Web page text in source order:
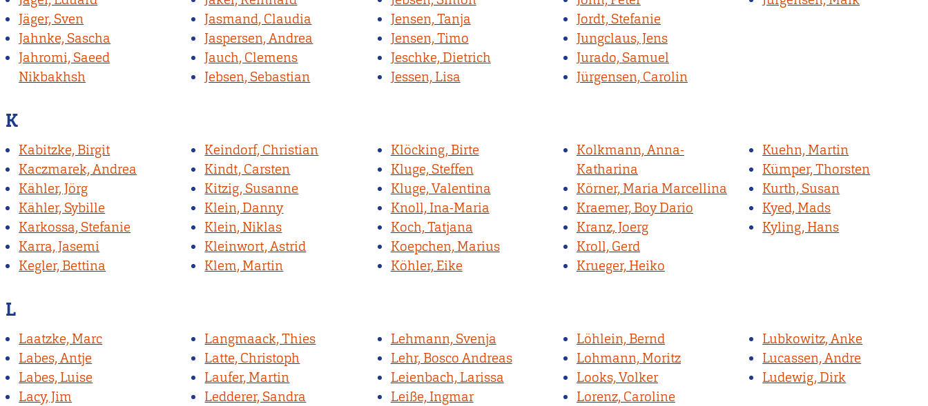
Jäger, Sven
Jahnke, Sascha
Jahromi, Saeed
Nikbakhsh
Jasmand, Claudia
Jaspersen, Andrea
Jauch, Clemens
Jebsen, Sebastian
Jensen, Tanja
Jensen, Timo
Jeschke, Dietrich
Jessen, Lisa
Jordt, Stefanie
Jungclaus, Jens
Jurado, Samuel
Jürgensen, Carolin
K
Kabitzke, Birgit
Kaczmarek, Andrea
Kähler, Jörg
Kähler, Sybille
Karkossa, Stefanie
Karra, Jasemi
Kegler, Bettina
Keindorf, Christian
Kindt, Carsten
Kitzig, Susanne
Klein, Danny
Klein, Niklas
Kleinwort, Astrid
Klem, Martin
Klöcking, Birte
Kluge, Steffen
Kluge, Valentina
Knoll, Ina-Maria
Koch, Tatjana
Koepchen, Marius
Köhler, Eike
Kolkmann, Anna-
Katharina
Körner, Maria Marcellina
Kraemer, Boy Dario
Kranz, Joerg
Kroll, Gerd
Krueger, Heiko
Kuehn, Martin
Kümper, Thorsten
Kurth, Susan
Kyed, Mads
Kyling, Hans
L
Laatzke, Marc
Labes, Antje
Labes, Luise
Lacy, Jim
Langmaack, Thies
Latte, Christoph
Laufer, Martin
Ledderer, Sandra
Lehmann, Svenja
Lehr, Bosco Andreas
Leienbach, Larissa
Leiße, Ingmar
Löhlein, Bernd
Lohmann, Moritz
Looks, Volker
Lorenz, Caroline
Lubkowitz, Anke
Lucassen, Andre
Ludewig, Dirk